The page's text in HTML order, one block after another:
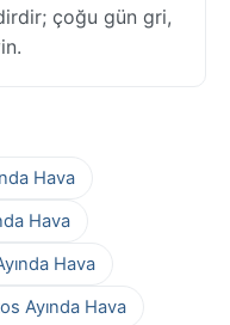
çoğu gün gri,
Hava
Hava
Hava
Ayında Hava